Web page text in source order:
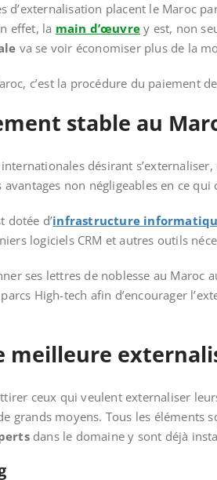
d’externalisation placent le Maroc
effet, la main d’œuvre y est, non
va se voir économiser plus de la
c’est la procédure du paiement
stable au
désirant
non négligeables en ce
dotée d’infrastructure
logiciels CRM et autres outils
ses lettres de noblesse au Maroc
High-tech afin d’encourager
meilleure
ceux qui veulent externaliser
grands moyens. Tous les éléments
dans le domaine y sont déjà